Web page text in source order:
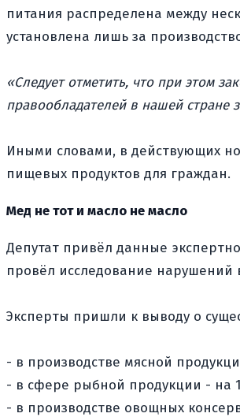
питания распределена между
установлена лишь за
«Следует отметить, что при этом
правообладателей в нашей стране
Иными словами, в действующих
пищевых продуктов для граждан.
Мед не тот и масло не масло
Депутат привёл данные
провёл исследование
Эксперты пришли к выводу о
- в производстве мясной
- в сфере рыбной продукции - на
- в производстве овощных